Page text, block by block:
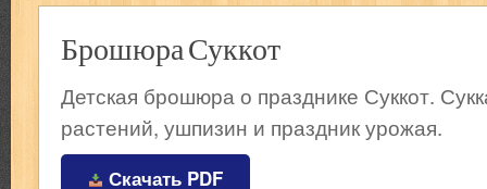
Брошюра Суккот
Детская брошюра о празднике Суккот.
растений, ушпизин и праздник урожая.
Скачать PDF